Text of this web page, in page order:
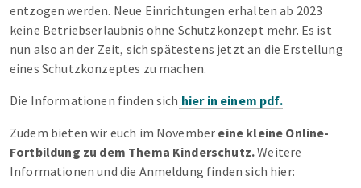
entzogen werden. Neue Einrichtungen erhalten ab 2023
keine Betriebserlaubnis ohne Schutzkonzept mehr. Es ist
nun also an der Zeit, sich spätestens jetzt an die Erstellung
eines Schutzkonzeptes zu machen.
Die Informationen finden sich hier in einem pdf.
Zudem bieten wir euch im November eine kleine Online-
Fortbildung zu dem Thema Kinderschutz.Weitere
Informationen und die Anmeldung finden sich hier: